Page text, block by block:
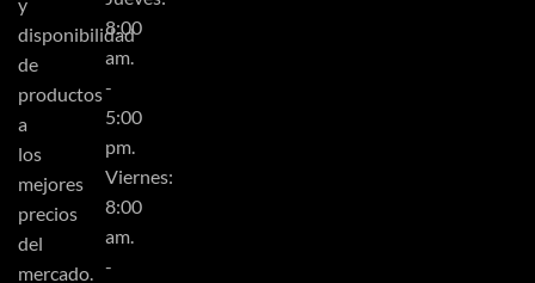
disponibilidad
de
productos
a
los
mejores
precios
del
mercado.
8:00
am.
-
5:00
pm.
Viernes:
8:00
am.
-